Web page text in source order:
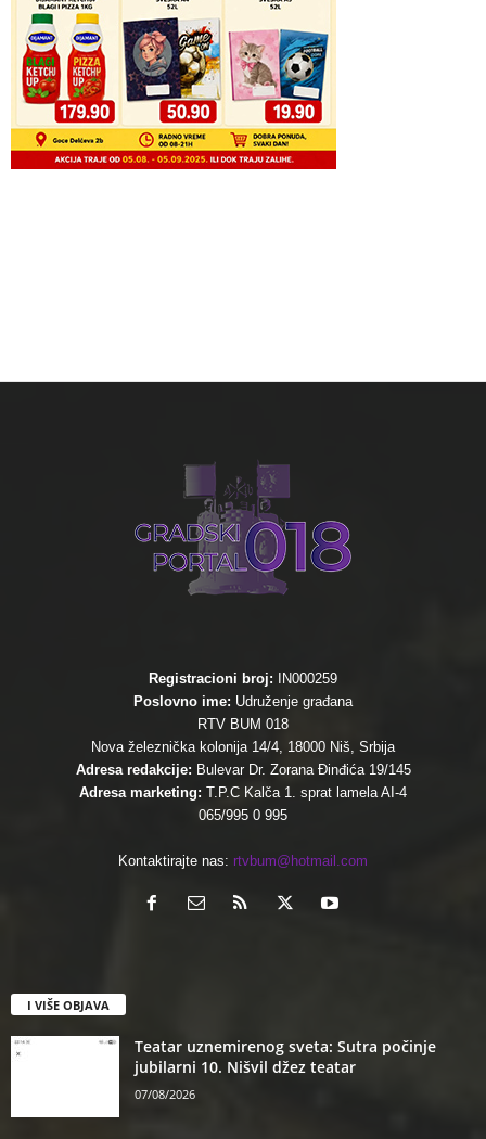
Registracioni broj:
IN000259
Poslovno ime: Udruženje građana
RTV BUM 018
Nova železnička kolonija 14/4, 18000 Niš, Srbija
Adresa redakcije: Bulevar Dr. Zorana Đinđića 19/145
Adresa marketing: T.P.C Kalča 1. sprat lamela AI-4
065/995 0 995
Kontaktirajte nas: rtvbum@hotmail.com
I VIŠE OBJAVA
Teatar uznemirenog sveta: Sutra počinje
jubilarni 10. Nišvil džez teatar
07/08/2026